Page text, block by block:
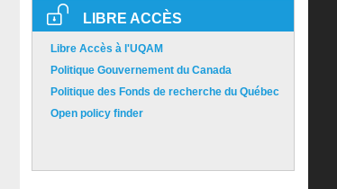
LIBRE ACCÈS
Libre Accès à l'UQAM
Politique Gouvernement du Canada
Politique des Fonds de recherche du Québec
Open policy finder